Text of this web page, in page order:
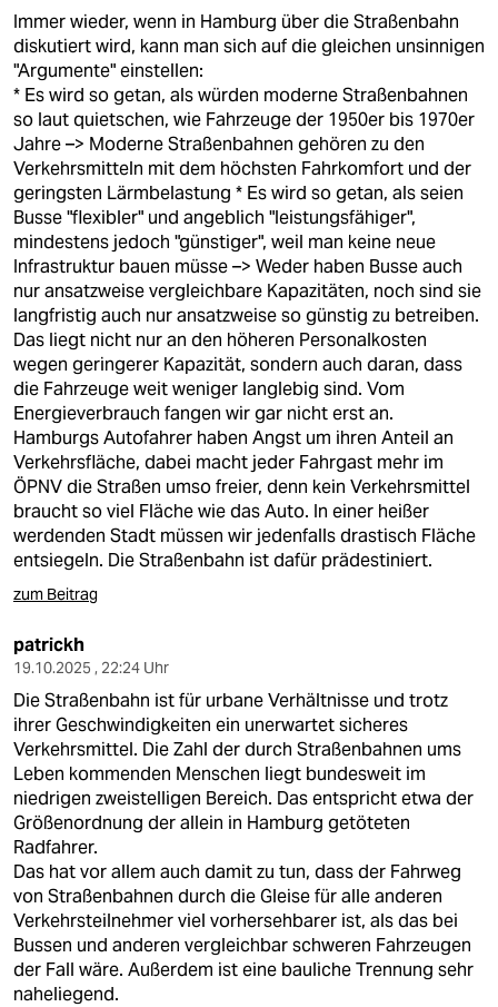
Immer wieder, wenn in Hamburg über die Straßenbahn
diskutiert wird, kann man sich auf die gleichen unsinnigen
"Argumente" einstellen:
* Es wird so getan, als würden moderne Straßenbahnen
so laut quietschen, wie Fahrzeuge der 1950er bis 1970er
Jahre –> Moderne Straßenbahnen gehören zu den
Verkehrsmitteln mit dem höchsten Fahrkomfort und der
geringsten Lärmbelastung * Es wird so getan, als seien
Busse "flexibler" und angeblich "leistungsfähiger",
mindestens jedoch "günstiger", weil man keine neue
Infrastruktur bauen müsse –> Weder haben Busse auch
nur ansatzweise vergleichbare Kapazitäten, noch sind sie
langfristig auch nur ansatzweise so günstig zu betreiben.
Das liegt nicht nur an den höheren Personalkosten
wegen geringerer Kapazität, sondern auch daran, dass
die Fahrzeuge weit weniger langlebig sind. Vom
Energieverbrauch fangen wir gar nicht erst an.
Hamburgs Autofahrer haben Angst um ihren Anteil an
Verkehrsfläche, dabei macht jeder Fahrgast mehr im
ÖPNV die Straßen umso freier, denn kein Verkehrsmittel
braucht so viel Fläche wie das Auto. In einer heißer
werdenden Stadt müssen wir jedenfalls drastisch Fläche
entsiegeln. Die Straßenbahn ist dafür prädestiniert.
zum Beitrag
patrickh
19.10.2025 , 22:24 Uhr
Die Straßenbahn ist für urbane Verhältnisse und trotz
ihrer Geschwindigkeiten ein unerwartet sicheres
Verkehrsmittel. Die Zahl der durch Straßenbahnen ums
Leben kommenden Menschen liegt bundesweit im
niedrigen zweistelligen Bereich. Das entspricht etwa der
Größenordnung der allein in Hamburg getöteten
Radfahrer.
Das hat vor allem auch damit zu tun, dass der Fahrweg
von Straßenbahnen durch die Gleise für alle anderen
Verkehrsteilnehmer viel vorhersehbarer ist, als das bei
Bussen und anderen vergleichbar schweren Fahrzeugen
der Fall wäre. Außerdem ist eine bauliche Trennung sehr
naheliegend.